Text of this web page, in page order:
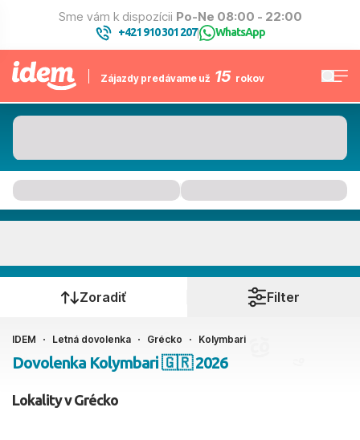
Sme vám k dispozícii Po-Ne 08:00 - 22:00
+421 910 301 207| WhatsApp
Zájazdy predávame už 15 rokov
Kedy cestujete?
Ako cestujete?
2 dospelí, 0 deti
Zoradiť Filter
IDEM Letná dovolenka Grécko Kolymbari
Dovolenka Kolymbari 🇬🇷 2026
Lokality v Grécko